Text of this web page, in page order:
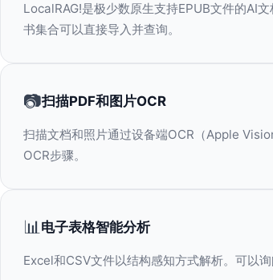
LocalRAG!是极少数原生支持EPUB文件的AI
书集合可以直接导入并查询。
📷扫描PDF和图片OCR
扫描文档和照片通过设备端OCR（Apple
OCR步骤。
📊 电子表格智能分析
Excel和CSV文件以结构感知方式解析。可以